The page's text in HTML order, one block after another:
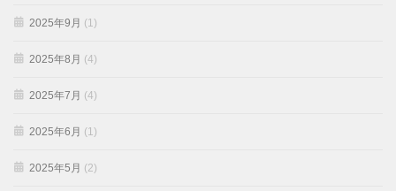
2025年9月 (1)
2025年8月 (4)
2025年7月 (4)
2025年6月 (1)
2025年5月 (2)